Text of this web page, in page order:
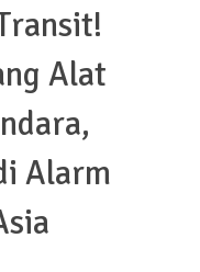
Alat
Alarm